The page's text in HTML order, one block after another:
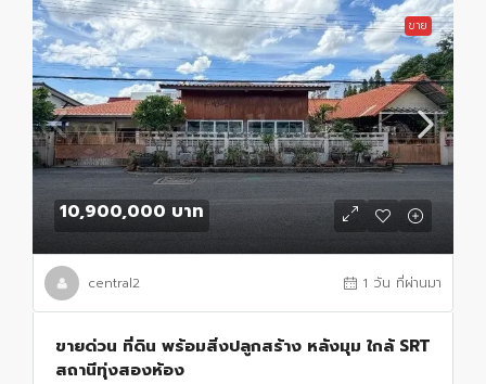
ขาย
10,900,000 บาท
central2 1 วัน ที่ผ่านมา
ขายด่วน ที่ดิน พร้อมสิ่งปลูกสร้าง หลังมุม ใกล้ SRT
สถานีทุ่งสองห้อง